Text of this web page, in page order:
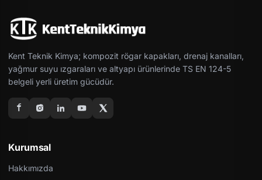
Kent Teknik Kimya; kompozit rögar kapakları, drenaj kanalları,
yağmur suyu ızgaraları ve altyapı ürünlerinde TS EN 124-5
belgeli yerli üretim gücüdür.
Kurumsal
Hakkımızda